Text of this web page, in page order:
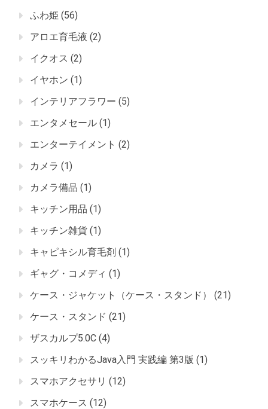
ふわ姫 (56)
アロエ育毛液 (2)
イクオス (2)
イヤホン (1)
インテリアフラワー (5)
エンタメセール (1)
エンターテイメント (2)
カメラ (1)
カメラ備品 (1)
キッチン用品 (1)
キッチン雑貨 (1)
キャピキシル育毛剤 (1)
ギャグ・コメディ (1)
ケース・ジャケット（ケース・スタンド）
(21)
ケース・スタンド (21)
ザスカルプ5.0C (4)
スッキリわかるJava入門 実践編 第3版 (1)
スマホアクセサリ (12)
スマホケース (12)